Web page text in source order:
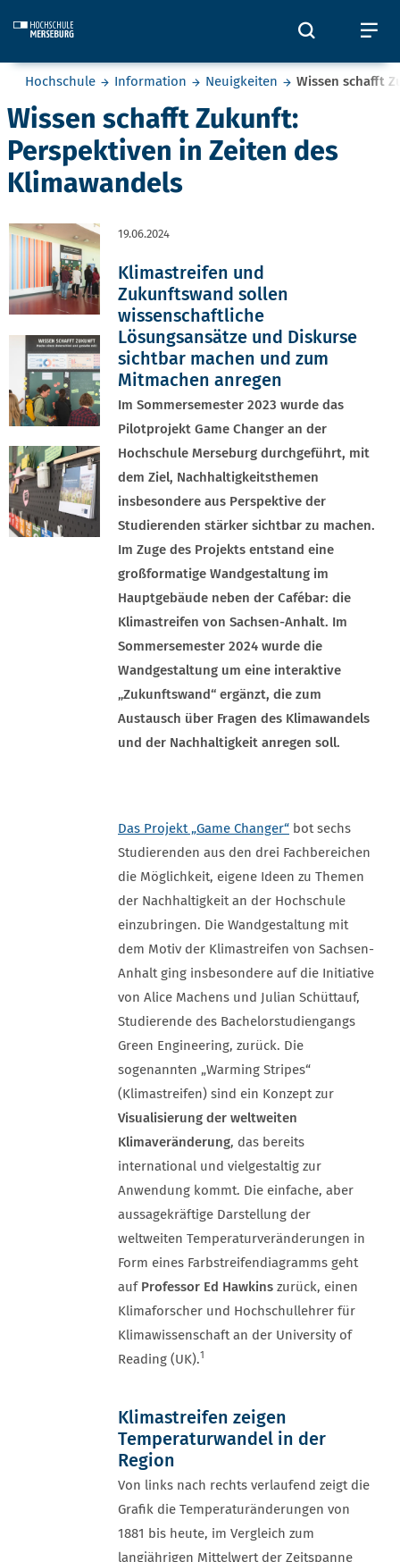
Öffnet
Sie befinden sich hier:
Hochschule Information Neuigkeiten Wissen schafft
Wissen schafft Zukunft:
Perspektiven in Zeiten des
Klimawandels
19.06.2024
Klimastreifen und
Zukunftswand sollen
wissenschaftliche
Lösungsansätze und Diskurse
sichtbar machen und zum
Mitmachen anregen
Im Sommersemester 2023 wurde das
Pilotprojekt Game Changer an der
Hochschule Merseburg durchgeführt, mit
dem Ziel, Nachhaltigkeitsthemen
insbesondere aus Perspektive der
Studierenden stärker sichtbar zu machen.
Im Zuge des Projekts entstand eine
großformatige Wandgestaltung im
Hauptgebäude neben der Cafébar: die
Klimastreifen von Sachsen-Anhalt. Im
Sommersemester 2024 wurde die
Wandgestaltung um eine interaktive
„Zukunftswand“ ergänzt, die zum
Austausch über Fragen des Klimawandels
und der Nachhaltigkeit anregen soll.
Das Projekt „Game Changer“ bot sechs
Studierenden aus den drei Fachbereichen
die Möglichkeit, eigene Ideen zu Themen
der Nachhaltigkeit an der Hochschule
einzubringen. Die Wandgestaltung mit
dem Motiv der Klimastreifen von Sachsen-
Anhalt ging insbesondere auf die Initiative
von Alice Machens und Julian Schüttauf,
Studierende des Bachelorstudiengangs
Green Engineering, zurück. Die
sogenannten „Warming Stripes“
(Klimastreifen) sind ein Konzept zur
Visualisierung der weltweiten
Klimaveränderung, das bereits
international und vielgestaltig zur
Anwendung kommt. Die einfache, aber
aussagekräftige Darstellung der
weltweiten Temperaturveränderungen in
Form eines Farbstreifendiagramms geht
auf Professor Ed Hawkins zurück, einen
Klimaforscher und Hochschullehrer für
Klimawissenschaft an der University of
Reading (UK).1
Klimastreifen zeigen
Temperaturwandel in der
Region
Von links nach rechts verlaufend zeigt die
Grafik die Temperaturänderungen von
1881 bis heute, im Vergleich zum
langjährigen Mittelwert der Zeitspanne